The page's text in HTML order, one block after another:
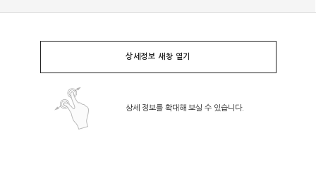
상세정보 새창 열기
상세 정보를 확대해 보실 수 있습니다.